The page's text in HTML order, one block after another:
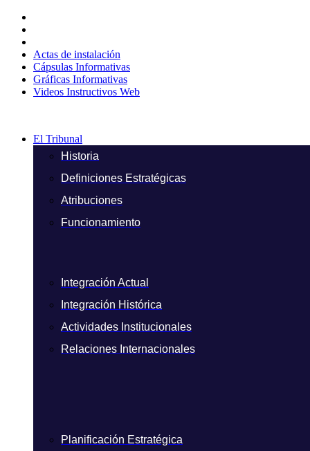
contenido
Actas de instalación
Cápsulas Informativas
Gráficas Informativas
Videos Instructivos Web
El Tribunal
Historia
Definiciones Estratégicas
Atribuciones
Funcionamiento
Integración Actual
Integración Histórica
Actividades Institucionales
Relaciones Internacionales
Planificación Estratégica